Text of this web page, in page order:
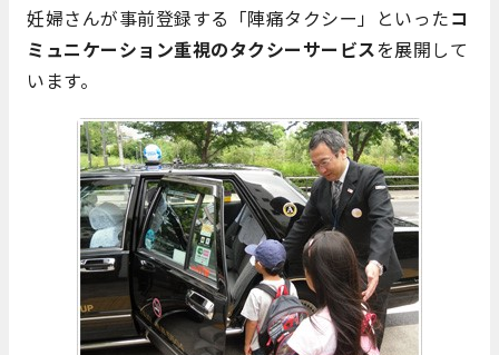
妊婦さんが事前登録する「陣痛タクシー」といったコ
ミュニケーション重視のタクシーサービスを展開して
います。